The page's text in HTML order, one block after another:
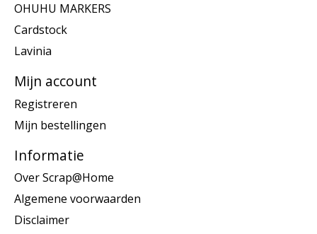
OHUHU MARKERS
Cardstock
Lavinia
Mijn account
Registreren
Mijn bestellingen
Informatie
Over Scrap@Home
Algemene voorwaarden
Disclaimer